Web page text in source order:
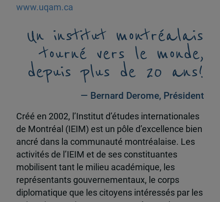
www.uqam.ca
Un institut montréalais
tourné vers le monde,
depuis plus de 20 ans!
— Bernard Derome, Président
Créé en 2002, l’Institut d’études internationales
de Montréal (IEIM) est un pôle d’excellence bien
ancré dans la communauté montréalaise. Les
activités de l’IEIM et de ses constituantes
mobilisent tant le milieu académique, les
représentants gouvernementaux, le corps
diplomatique que les citoyens intéressés par les